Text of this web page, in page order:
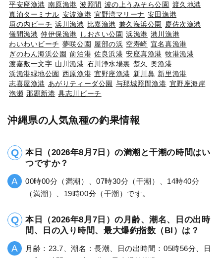
平安座漁港 南原漁港 波照間 波の上うみそら公園 渡久地港
真泊ターミナル 安波漁港 宜野湾マリーナ 安田漁港
垣の内ビーチ 浜川漁港 比嘉漁港 兼久海浜公園
慶佐次漁港
儀間漁港 仲伊保漁港 しおさい公園 浜漁港 港川漁港
わいわいビーチ 夢咲公園 屋部の浜 空寿崎 宜名真漁港
ぎのわん海浜公園 前泊港 佐良浜港 安座真漁港 牧港漁港
渡嘉敷一文字 山川漁港 石川浄水場裏 楚久
奥漁港
浜漁港緑地公園 西原漁港 宜野座漁港 新川鼻 新里漁港
志喜屋漁港 あがりティーダ公園 与那城照間漁港 宜野座海岸
泡瀬 那覇新港 具志川ビーチ
沖縄県の人気魚種の釣果情報
本日（2026年8月7日）の満潮と干潮の時間はい
つですか？
00時00分（満潮）、07時30分（干潮）、14時40分
（満潮）、19時00分（干潮）です。
本日（2026年8月7日）の月齢、潮名、日の出時
間、日の入り時間、最大爆釣指数（BI）は？
月齢：23.7、潮名：長潮、日の出時間：05時56分、日